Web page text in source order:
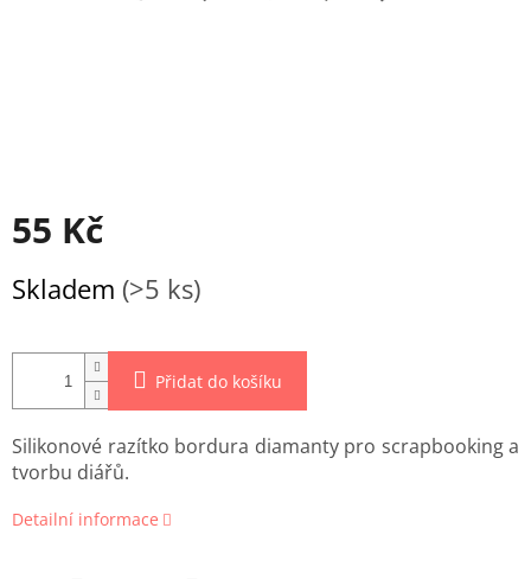
55 Kč
cena:
Skladem (>5 ks)
Přidat do košíku
Silikonové razítko bordura diamanty pro scrapbooking a
tvorbu diářů.
Detailní informace